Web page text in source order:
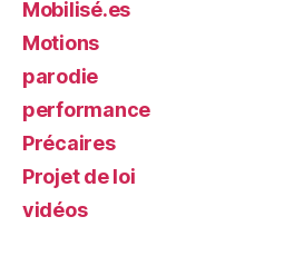
Mobilisé.es
Motions
parodie
performance
Précaires
Projet de loi
vidéos